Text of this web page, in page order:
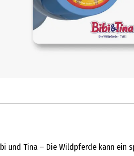
und Tina – Die Wildpferde kann ein